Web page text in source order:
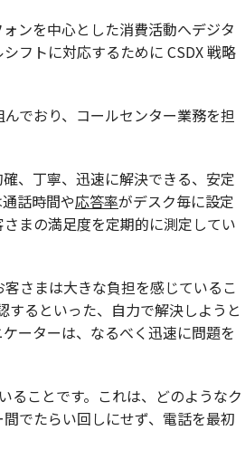
ンを中心とした消費活動へデジタ
フトに対応するために CSDX 戦略
でおり、コールセンター業務を担
、丁寧、迅速に解決できる、安定
話時間や応答率がデスク毎に設定
まの満足度を定期的に測定してい
さまは大きな負担を感じているこ
するといった、自力で解決しようと
ーターは、なるべく迅速に問題を
ることです。これは、どのようなク
でたらい回しにせず、電話を最初